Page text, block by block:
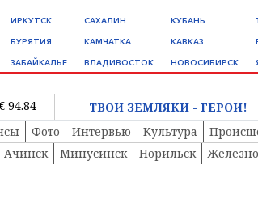
ИРКУТСК
БУРЯТИЯ
ЗАБАЙКАЛЬЕ
САХАЛИН
КАМЧАТКА
ВЛАДИВОСТОК
КУБАНЬ
КАВКАЗ
НОВОСИБИРСК
94.84
ТВОИ ЗЕМЛЯКИ - ГЕРОИ!
Фото Интервью Культура
Ачинск Минусинск Норильск